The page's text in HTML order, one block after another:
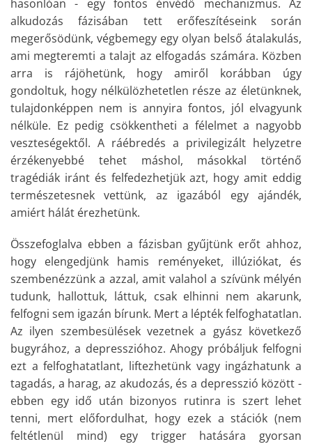
hasonlóan - egy fontos énvédő mechanizmus. Az
alkudozás fázisában tett erőfeszítéseink során
megerősödünk, végbemegy egy olyan belső átalakulás,
ami megteremti a talajt az elfogadás számára. Közben
arra is rájöhetünk, hogy amiről korábban úgy
gondoltuk, hogy nélkülözhetetlen része az életünknek,
tulajdonképpen nem is annyira fontos, jól elvagyunk
nélküle. Ez pedig csökkentheti a félelmet a nagyobb
veszteségektől. A ráébredés a privilegizált helyzetre
érzékenyebbé tehet máshol, másokkal történő
tragédiák iránt és felfedezhetjük azt, hogy amit eddig
természetesnek vettünk, az igazából egy ajándék,
amiért hálát érezhetünk.
Összefoglalva ebben a fázisban gyűjtünk erőt ahhoz,
hogy elengedjünk hamis reményeket, illúziókat, és
szembenézzünk a azzal, amit valahol a szívünk mélyén
tudunk, hallottuk, láttuk, csak elhinni nem akarunk,
felfogni sem igazán bírunk. Mert a lépték felfoghatatlan.
Az ilyen szembesülések vezetnek a gyász következő
bugyrához, a depresszióhoz. Ahogy próbáljuk felfogni
ezt a felfoghatatlant, liftezhetünk vagy ingázhatunk a
tagadás, a harag, az akudozás, és a depresszió között -
ebben egy idő után bizonyos rutinra is szert lehet
tenni, mert előfordulhat, hogy ezek a stációk (nem
feltétlenül mind) egy trigger hatására gyorsan